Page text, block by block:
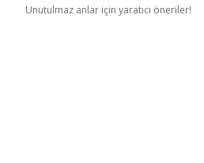
Unutulmaz anlar için yaratıcı öneriler!